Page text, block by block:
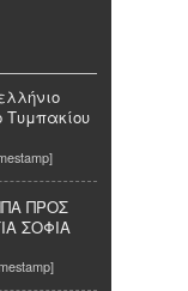
ΠΡΟΣ
ΣΟΦΙΑ